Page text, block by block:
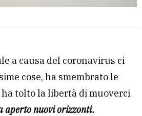
a causa del coronavirus ci
cose, ha smembrato le
tolto la libertà di muoverci
aperto nuovi orizzonti.